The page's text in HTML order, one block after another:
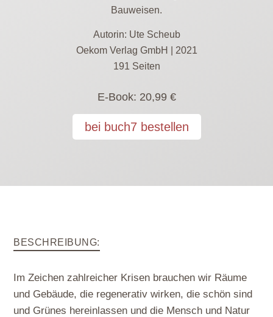
Bauweisen.
Autorin: Ute Scheub
Oekom Verlag GmbH | 2021
191 Seiten
E-Book: 20,99 €
bei buch7 bestellen
BESCHREIBUNG:
Im Zeichen zahlreicher Krisen brauchen wir Räume
und Gebäude, die regenerativ wirken, die schön sind
und Grünes hereinlassen und die Mensch und Natur